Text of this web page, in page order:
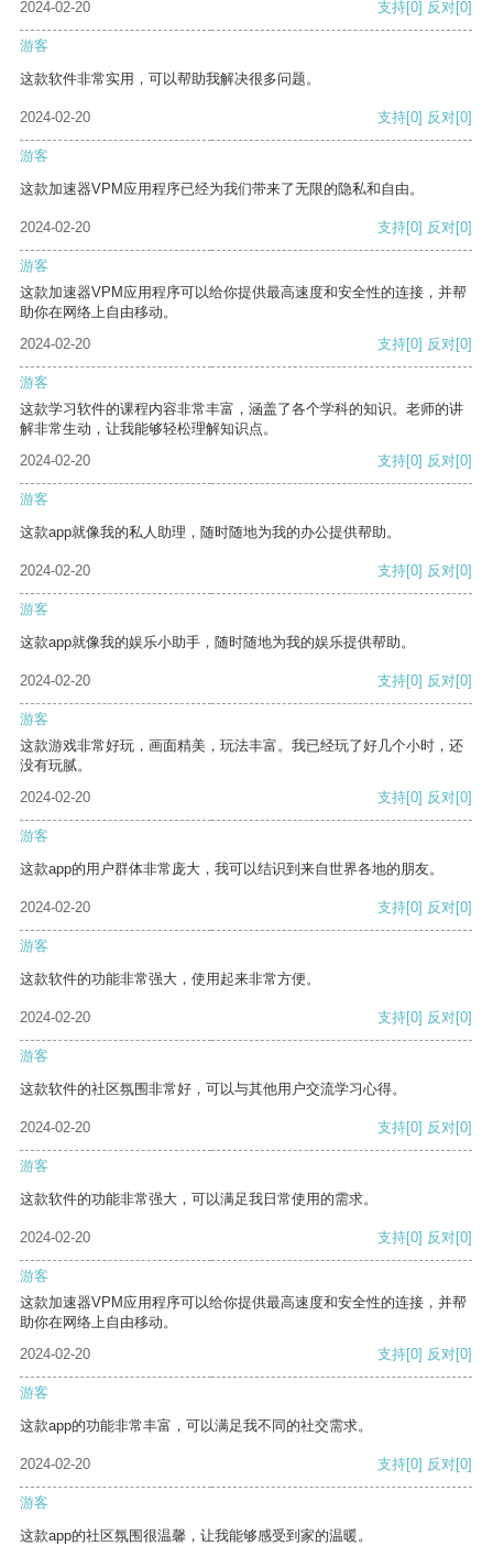
2024-02-20 支持[0] 反对[0]
游客
这款软件非常实用，可以帮助我解决很多问题。
2024-02-20 支持[0] 反对[0]
游客
这款加速器VPM应用程序已经为我们带来了无限的隐私和自由。
2024-02-20 支持[0] 反对[0]
游客
这款加速器VPM应用程序可以给你提供最高速度和安全性的连接，并帮
助你在网络上自由移动。
2024-02-20
支持[0] 反对[0]
游客
这款学习软件的课程内容非常丰富，涵盖了各个学科的知识。老师的讲
解非常生动，让我能够轻松理解知识点。
2024-02-20
支持[0] 反对[0]
游客
这款app就像我的私人助理，随时随地为我的办公提供帮助。
2024-02-20 支持[0] 反对[0]
游客
这款app就像我的娱乐小助手，随时随地为我的娱乐提供帮助。
2024-02-20 支持[0] 反对[0]
游客
这款游戏非常好玩，画面精美，玩法丰富。我已经玩了好几个小时，还
没有玩腻。
2024-02-20
支持[0] 反对[0]
游客
这款app的用户群体非常庞大，我可以结识到来自世界各地的朋友。
2024-02-20 支持[0] 反对[0]
游客
这款软件的功能非常强大，使用起来非常方便。
2024-02-20 支持[0] 反对[0]
游客
这款软件的社区氛围非常好，可以与其他用户交流学习心得。
2024-02-20 支持[0] 反对[0]
游客
这款软件的功能非常强大，可以满足我日常使用的需求。
2024-02-20 支持[0] 反对[0]
游客
这款加速器VPM应用程序可以给你提供最高速度和安全性的连接，并帮
助你在网络上自由移动。
2024-02-20
支持[0] 反对[0]
游客
这款app的功能非常丰富，可以满足我不同的社交需求。
2024-02-20 支持[0] 反对[0]
游客
这款app的社区氛围很温馨，让我能够感受到家的温暖。